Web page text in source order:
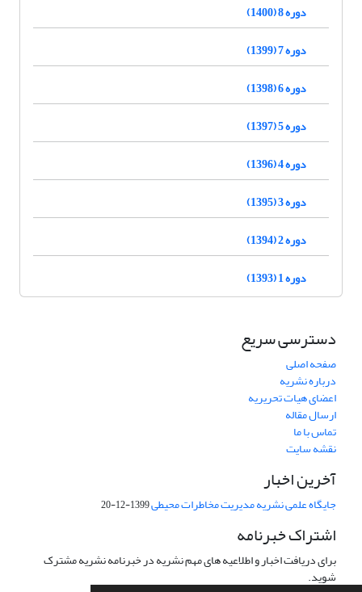
دوره 8 (1400)
دوره 7 (1399)
دوره 6 (1398)
دوره 5 (1397)
دوره 4 (1396)
دوره 3 (1395)
دوره 2 (1394)
دوره 1 (1393)
دسترسی سریع
صفحه اصلی
درباره نشریه
اعضای هیات تحریریه
ارسال مقاله
تماس با ما
نقشه سایت
آخرین اخبار
جایگاه علمی نشریه مدیریت مخاطرات محیطی1399-12-20
اشتراک خبرنامه
برای دریافت اخبار و اطلاعیه های مهم نشریه در خبرنامه نشریه مشترک
شوید.